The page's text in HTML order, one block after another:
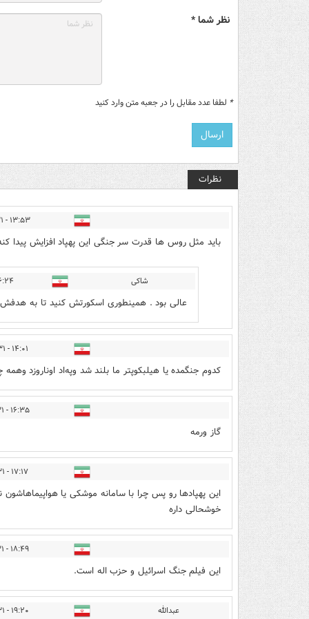
نظر شما *
* لطفا عدد مقابل را در جعبه متن وارد کنید
نظرات
۱۳:۵۳ - ۱۴۰۴/۰۳/۳۱
باید مثل روس ها قدرت سر جنگی این پهپاد افزایش پیدا
شاکی ۱۶:۲۴ -
عالی بود . همینطوری اسکورتش کنید تا به
۱۴:۰۱ - ۱۴۰۴/۰۳/۳۱
کدوم جنگمده یا هیلبکوپتر ما بلند شد وپه‌اد اوناروزد
۱۶:۳۵ - ۱۴۰۴/۰۳/۳۱
گاز ورمه
۱۷:۱۷ - ۱۴۰۴/۰۳/۳۱
این پهپادها رو پس چرا با سامانه موشکی یا
خوشحالی داره
۱۸:۴۹ - ۱۴۰۴/۰۳/۳۱
این فیلم جنگ اسرائیل و حزب اله است.
عبدالله ۱۹:۲۰ - ۱۴۰۴/۰۳/۳۱